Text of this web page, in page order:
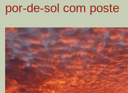
por-de-sol com poste